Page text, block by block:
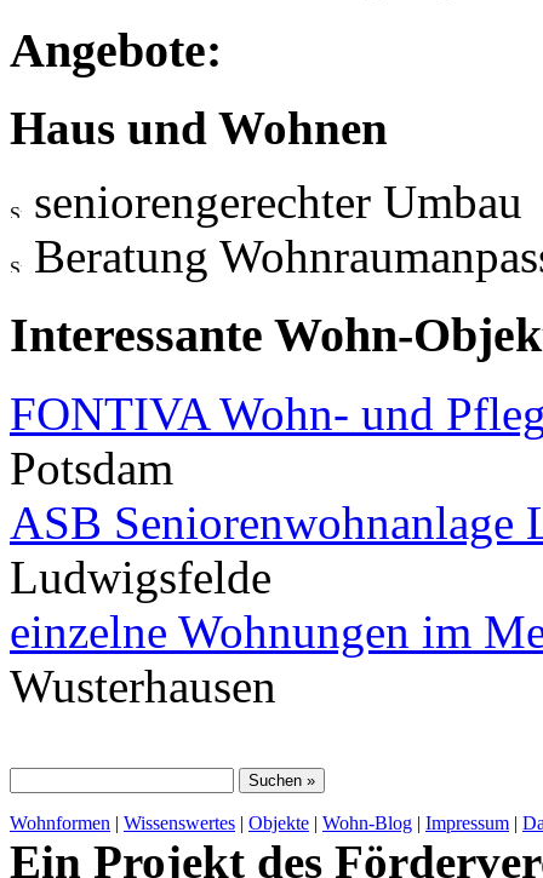
Angebote:
Haus und Wohnen
seniorengerechter Umbau
Beratung
Interessante Wohn-
FONTIVA Wohn- und
Potsdam
ASB Seniorenwohnanlage
Ludwigsfelde
einzelne Wohnungen im
Wusterhausen
Wohnformen | Wissenswertes | Objekte | Wohn-Blog | Impressum |
Ein Projekt des